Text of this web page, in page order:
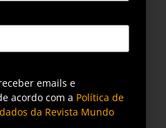
entre os entes federais,
e subestações
cronogramas de geração.
já afeta não só o
mas também a
emails e
acordo com a Política de
da Revista Mundo